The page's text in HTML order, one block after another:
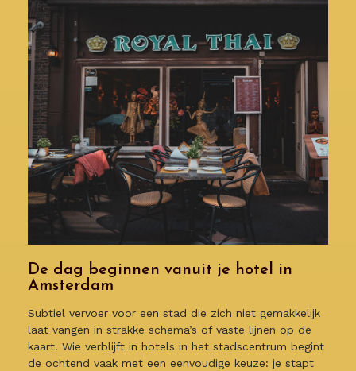
De dag beginnen vanuit je hotel in
Amsterdam
Subtiel vervoer voor een stad die zich niet gemakkelijk
laat vangen in strakke schema’s of vaste lijnen op de
kaart. Wie verblijft in hotels in het stadscentrum begint
de ochtend vaak met een eenvoudige keuze: je stapt